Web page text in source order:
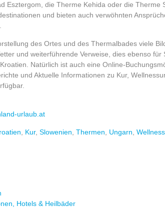
Esztergom, die Therme Kehida oder die Therme
und bieten auch verwöhnten
des Ortes und des Thermalbades viele
und weiterführende Verweise, dies ebenso für
Natürlich ist auch eine Online-
und Aktuelle Informationen zu Kur,
urlaub.at
Kur, Slowenien Thermen Ungarn Wellness
Hotels & Heilbäder